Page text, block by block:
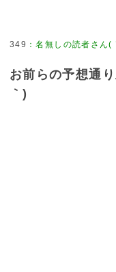
349 ：名無しの読者さん(
お前らの予想通
｀)